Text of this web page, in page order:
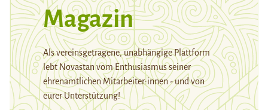
Magazin
Als vereinsgetragene, unabhängige Plattform
lebt Novastan vom Enthusiasmus seiner
ehrenamtlichen Mitarbeiter:innen - und von
eurer Unterstützung!